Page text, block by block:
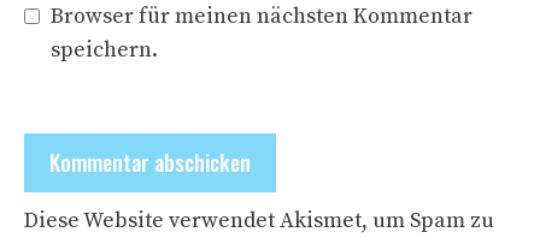
Browser für meinen nächsten Kommentar
speichern.
Diese Website verwendet Akismet, um Spam zu